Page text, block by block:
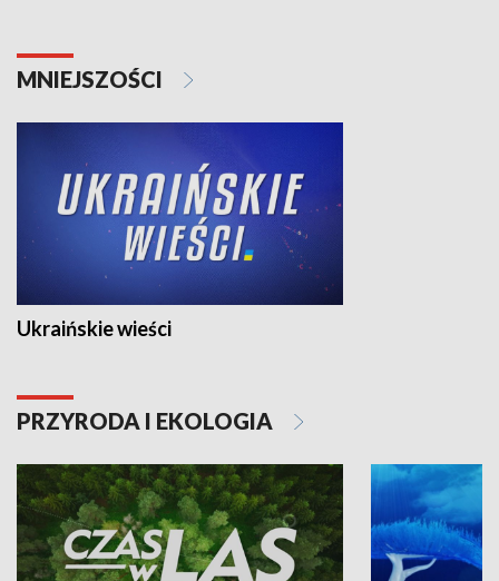
MNIEJSZOŚCI
Ukraińskie wieści
PRZYRODA I EKOLOGIA